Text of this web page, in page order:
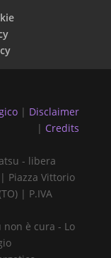
| Disclaimer
| Credits
- libera
Piazza Vittorio
| P.IVA
non è cura - Lo